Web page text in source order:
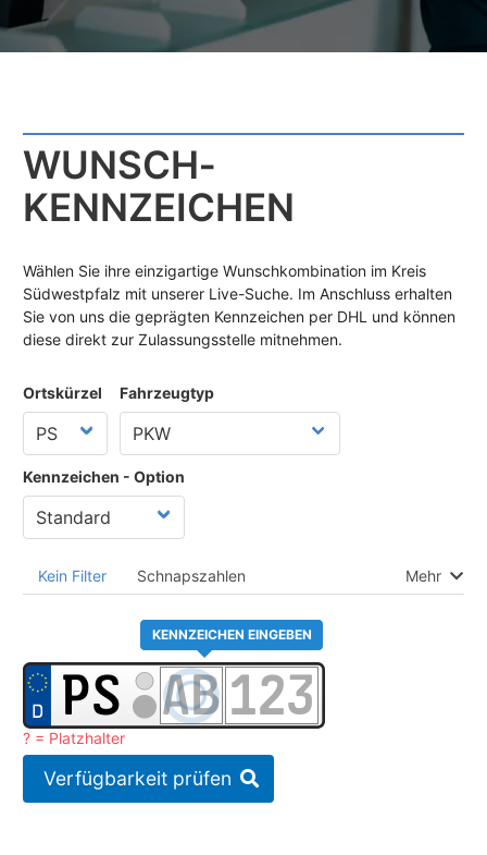
WUNSCH­
KENNZEICHEN
Wählen Sie ihre einzigartige Wunschkombination im Kreis
Südwestpfalz mit unserer Live-Suche. Im Anschluss erhalten
Sie von uns die geprägten Kennzeichen per DHL und können
diese direkt zur Zulassungsstelle mitnehmen.
Ortskürzel Fahrzeugtyp
Kennzeichen - Option
Kein Filter Schnapszahlen Mehr
KENNZEICHEN EINGEBEN
? = Platzhalter
Verfügbarkeit prüfen